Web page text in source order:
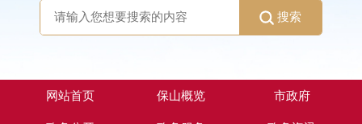
搜索
网站首页 保山概览 市政府